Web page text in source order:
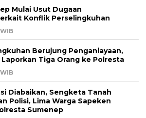
Mulai Usut Dugaan
Konflik Perselingkuhan
Berujung Penganiayaan,
Laporkan Tiga Orang ke Polresta
Diabaikan, Sengketa Tanah
Polisi, Lima Warga Sapeken
Sumenep